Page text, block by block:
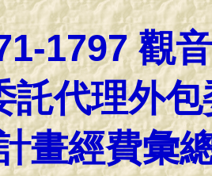
1797 觀
託代理外
畫經費彙